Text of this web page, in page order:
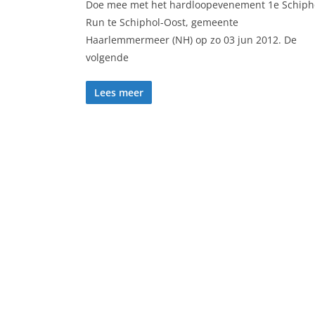
Doe mee met het hardloopevenement 1e
Run te Schiphol-Oost, gemeente
Haarlemmermeer (NH) op zo 03 jun 2012. De
volgende
Lees meer